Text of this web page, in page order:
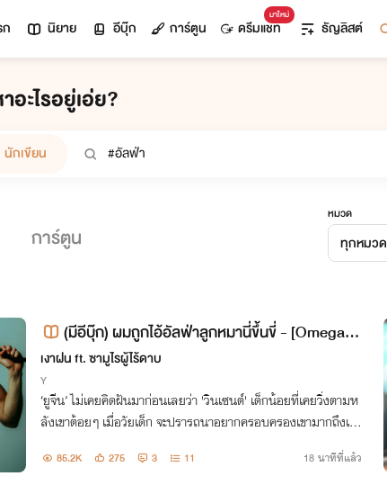
นิยาย อีบุ๊ก การ์ตูน
มาใหม่
ดรีมแชท ธัญลิสต์
อะไรอยู่เอ่ย?
นักเขียน
การ์ตูน
หมวด
ทุกหมวด
(มีอีบุ๊ก) ผมถูกไอ้อัลฟ่าลูกหมานี่ขึ้นขี่ - [Omegave
rse] - PWP
เงาฝน ft. ซามูไรผู้ไร้ดาบ
Y
‘ยูจีน’ ไม่เคยคิดฝันมาก่อนเลยว่า 'วินเซนต์' เด็กน้อยที่เคยวิ่งตามห
ลังเขาต้อยๆ เมื่อวัยเด็ก จะปรารถนาอยากครอบครองเขามากถึงเพี
ฮงซวยนั่นเอง”
85.2K 275 3 11 18 นาทีที่แล้ว